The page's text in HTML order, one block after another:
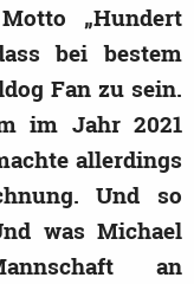
„Hundert
bei bestem
Fan zu sein.
im Jahr 2021
allerdings
Und so
was Michael
an